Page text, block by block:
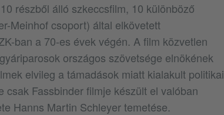
részből álló szkeccsfilm, 10 különböző
Meinhof csoport) által elkövetett
ban a 70-es évek végén. A film közvetlen
országos szövetsége elnökének
elvileg a támadások miatt kialakult politikai
Fassbinder filmje készült el valóban
Hanns Martin Schleyer temetése.